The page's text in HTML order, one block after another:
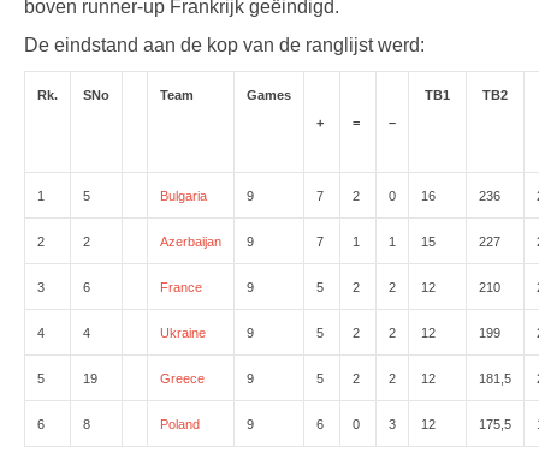
boven runner-up Frankrijk geëindigd.
De eindstand aan de kop van de ranglijst werd:
Rk. SNo Team
Games
+
= –
TB1 TB2
1 5 Bulgaria 9 7 2 0 16 236
2 2 Azerbaijan 9 7 1 1 15 227
3 6 France 9 5 2 2 12 210
4 4 Ukraine 9 5 2 2 12 199
5 19 Greece 9 5 2 2 12 181,5
6 8 Poland 9 6 0 3 12 175,5